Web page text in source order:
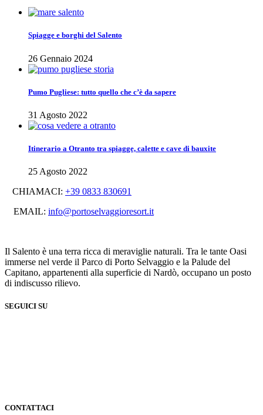
Spiagge e borghi del Salento
26 Gennaio 2024
Pumo Pugliese: tutto quello che c’è da sapere
31 Agosto 2022
Itinerario a Otranto tra spiagge, calette e cave di bauxite
25 Agosto 2022
CHIAMACI: +39 0833 830691
EMAIL: info@portoselvaggioresort.it
Il Salento è una terra ricca di meraviglie naturali. Tra le tante Oasi
immerse nel verde il Parco di Porto Selvaggio e la Palude del
Capitano, appartenenti alla superficie di Nardò, occupano un posto
di indiscusso rilievo.
SEGUICI SU
CONTATTACI